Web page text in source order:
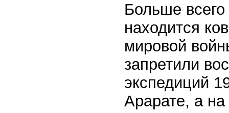
Больше
находится
мировой
запретили
экспедиций
Арарате, а